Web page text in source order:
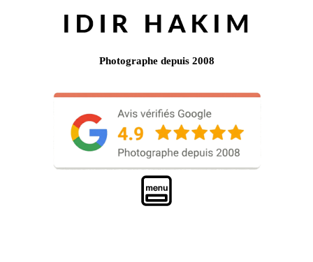
Photographe depuis 2008